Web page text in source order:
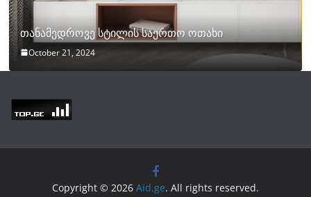
თანამედროვე სტილის საერთო ოთახი
October 21, 2024
Copyright © 2026 Aid.ge. All rights reserved.